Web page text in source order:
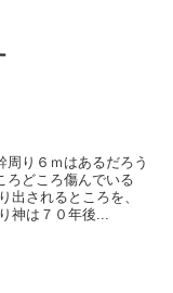
り６ｍはあるだろう
ろどころ傷んでいる
出されるところを、
神は７０年後...